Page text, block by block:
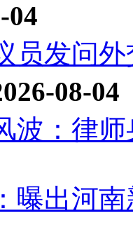
04
员发问
08-04
波：律
曝出河